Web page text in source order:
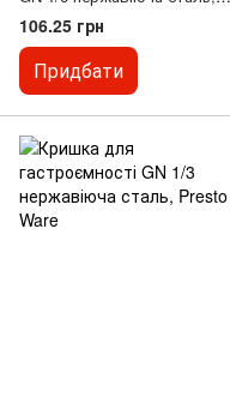
Presto Ware
106.25 грн
Придбати